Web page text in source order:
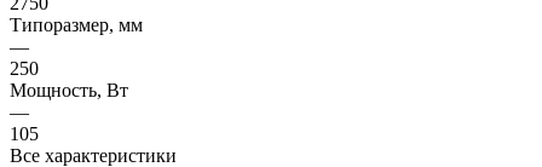
Типоразмер, мм
—
250
Мощность, Вт
—
105
Все характеристики